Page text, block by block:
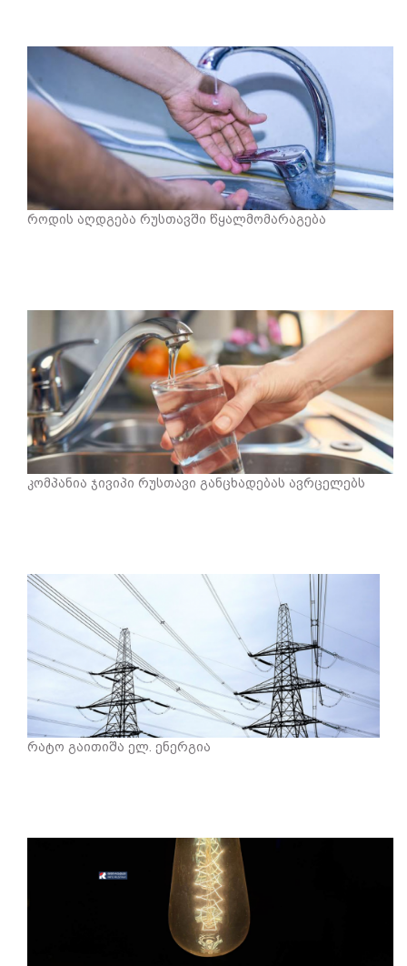
როდის აღდგება რუსთავში წყალმომარაგება
კომპანია ჯივიპი რუსთავი განცხადებას ავრცელებს
რატო გაითიშა ელ. ენერგია